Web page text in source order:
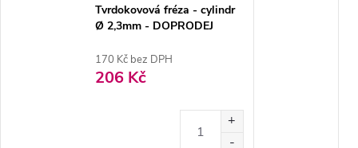
Tvrdokovová fréza - cylindr
Ø 2,3mm - DOPRODEJ
170 Kč bez DPH
206 Kč